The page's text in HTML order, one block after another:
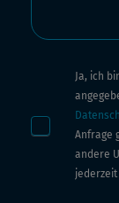
Ja, ich
Anfrage
andere